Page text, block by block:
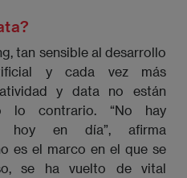
tan sensible al desarrollo
y cada vez más
y data no están
lo contrario. “No hay
hoy en día”, afirma
es el marco en el que se
se ha vuelto de vital